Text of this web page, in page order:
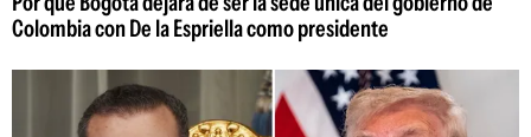
Colombia con De la Espriella como presidente